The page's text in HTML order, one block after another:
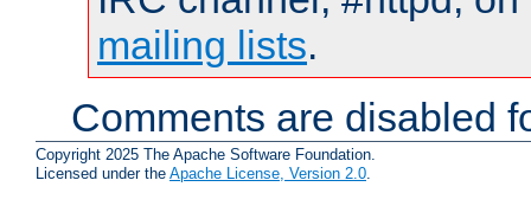
mailing lists.
Comments are disabled
Copyright 2025 The Apache Software Foundation.
Licensed under the Apache License, Version 2.0.